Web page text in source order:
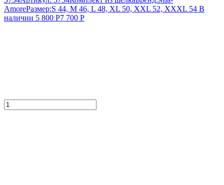
AmoreРазмер:S 44, M 46, L 48, XL 50, XXL 52, XXXL 54 В
наличии 5 800 Р7 700 Р